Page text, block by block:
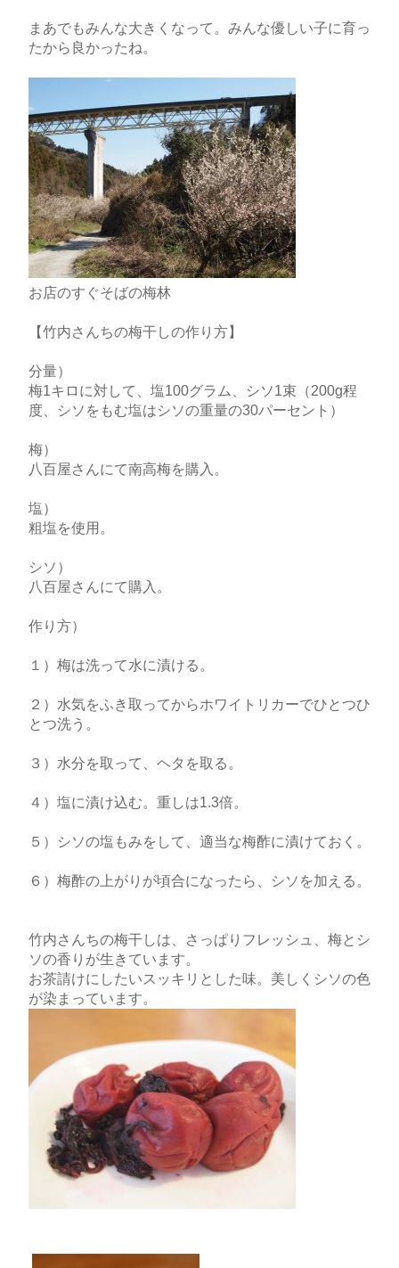
まあでもみんな大きくなって。みんな優しい子に育っ
たから良かったね。
お店のすぐそばの梅林
【竹内さんちの梅干しの作り方】
分量）
梅1キロに対して、塩100グラム、シソ1束（200g程
度、シソをもむ塩はシソの重量の30パーセント）
梅）
八百屋さんにて南高梅を購入。
塩）
粗塩を使用。
シソ）
八百屋さんにて購入。
作り方）
１）梅は洗って水に漬ける。
２）水気をふき取ってからホワイトリカーでひとつひ
とつ洗う。
３）水分を取って、ヘタを取る。
４）塩に漬け込む。重しは1.3倍。
５）シソの塩もみをして、適当な梅酢に漬けておく。
６）梅酢の上がりが頃合になったら、シソを加える。
竹内さんちの梅干しは、さっぱりフレッシュ、梅とシ
ソの香りが生きています。
お茶請けにしたいスッキリとした味。美しくシソの色
が染まっています。